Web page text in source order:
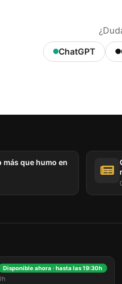
ChatGPT
más que humo en
Disponible ahora · hasta las 19:30h